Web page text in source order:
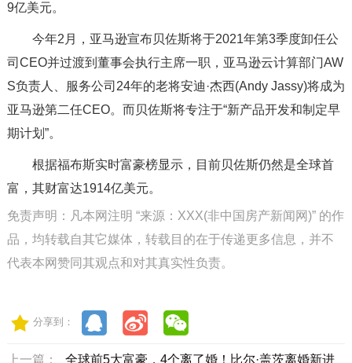
9亿美元。
今年2月，亚马逊宣布贝佐斯将于2021年第3季度卸任公
司CEO并过渡到董事会执行主席一职，亚马逊云计算部门AW
S负责人、服务公司24年的老将安迪·杰西(Andy Jassy)将成为
亚马逊第二任CEO。而贝佐斯将专注于“新产品开发和制定早
期计划”。
根据福布斯实时富豪榜显示，目前贝佐斯仍然是全球首
富，其财富达1914亿美元。
免责声明：凡本网注明 “来源：XXX(非中国房产新闻网)” 的作
品，均转载自其它媒体，转载目的在于传递更多信息，并不
代表本网赞同其观点和对其真实性负责。
分享到：
上一篇：
全球前5大富豪，4个离了婚！比尔·盖茨离婚新进